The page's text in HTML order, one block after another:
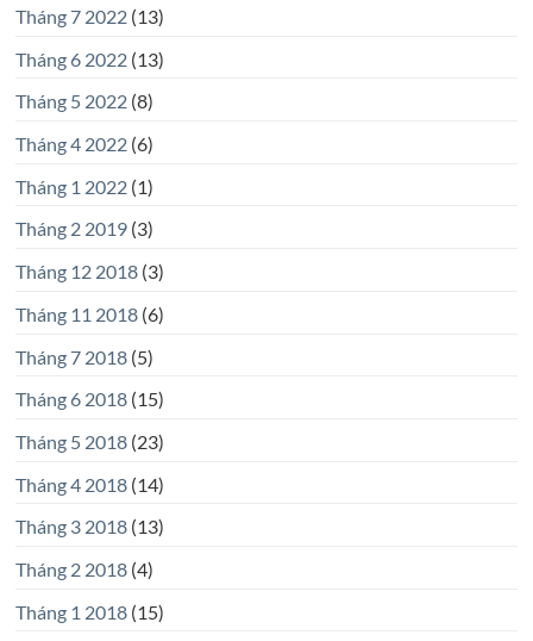
Tháng 7 2022(13)
Tháng 6 2022(13)
Tháng 5 2022(8)
Tháng 4 2022(6)
Tháng 1 2022(1)
Tháng 2 2019(3)
Tháng 12 2018(3)
Tháng 11 2018(6)
Tháng 7 2018(5)
Tháng 6 2018(15)
Tháng 5 2018(23)
Tháng 4 2018(14)
Tháng 3 2018(13)
Tháng 2 2018(4)
Tháng 1 2018(15)